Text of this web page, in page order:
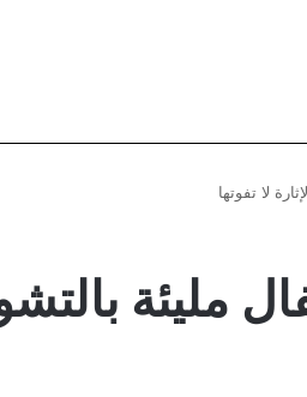
لا تفوتها
مليئة